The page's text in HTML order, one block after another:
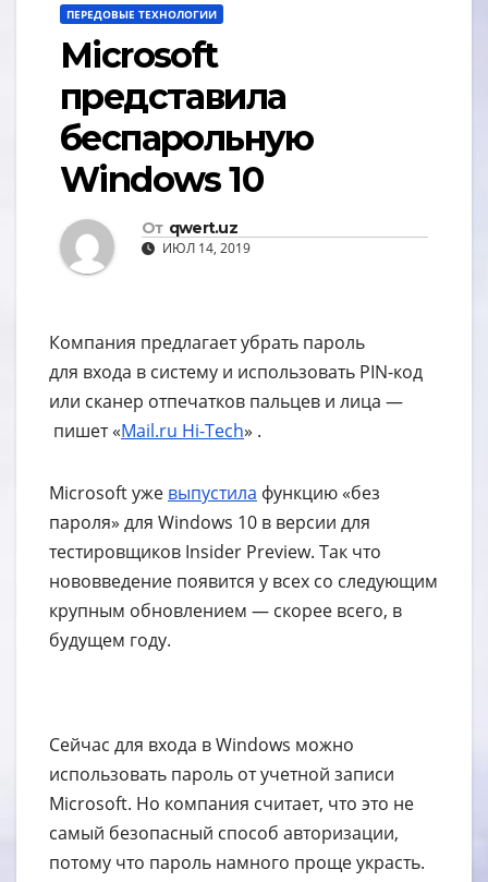
ПЕРЕДОВЫЕ ТЕХНОЛОГИИ
Microsoft
представила
беспарольную
Windows 10
От qwert.uz
ИЮЛ 14, 2019
Компания предлагает убрать пароль
для входа в систему и использовать PIN-код
или сканер отпечатков пальцев и лица —
пишет «Mail.ru Hi-Tech» .
Microsoft уже выпустила функцию «без
пароля» для Windows 10 в версии для
тестировщиков Insider Preview. Так что
нововведение появится у всех со следующим
крупным обновлением — скорее всего, в
будущем году.
Сейчас для входа в Windows можно
использовать пароль от учетной записи
Microsoft. Но компания считает, что это не
самый безопасный способ авторизации,
потому что пароль намного проще украсть.